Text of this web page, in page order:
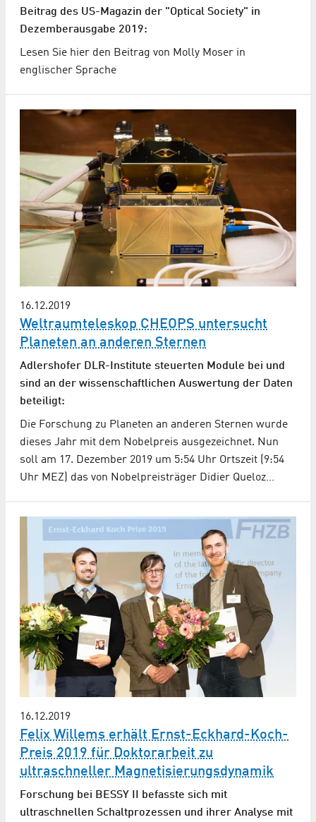
Beitrag des US-Magazin der "Optical Society" in
Dezemberausgabe 2019:
Lesen Sie hier den Beitrag von Molly Moser in
englischer Sprache
16.12.2019
Weltraumteleskop CHEOPS untersucht
Planeten an anderen Sternen
Adlershofer DLR-Institute steuerten Module bei und
sind an der wissenschaftlichen Auswertung der Daten
beteiligt:
Die Forschung zu Planeten an anderen Sternen wurde
dieses Jahr mit dem Nobelpreis ausgezeichnet. Nun
soll am 17. Dezember 2019 um 5:54 Uhr Ortszeit (9:54
Uhr MEZ) das von Nobelpreisträger Didier Queloz…
16.12.2019
Felix Willems erhält Ernst-Eckhard-Koch-
Preis 2019 für Doktorarbeit zu
ultraschneller Magnetisierungsdynamik
Forschung bei BESSY II befasste sich mit
ultraschnellen Schaltprozessen und ihrer Analyse mit